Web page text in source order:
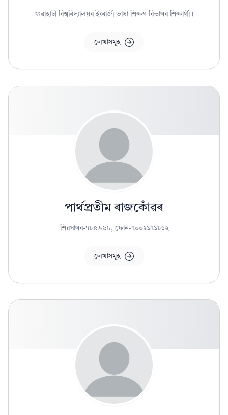
গুৱাহাটী বিশ্ববিদ্যালয়ৰ ইংৰাজী ভাষা শিক্ষণ বিভাগৰ শিক্ষাৰ্থী।
লেখাসমূহ
পাৰ্থপ্ৰতীম ৰাজকোঁৱৰ
শিৱসাগৰ-৭৮৫৬৯৮, ফোন-৭০০২১৭১৮১২
লেখাসমূহ